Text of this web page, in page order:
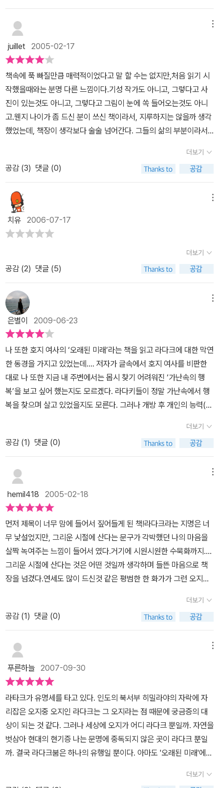
방, 불편하기 짝이 없는 화장실, 조금의 비에도 질척거리는 마당... 이
런 것이 정말 견디기 어렵다. 더군다나 나보다 훨씬 불편함을 싫어하
는 아내 덕분에 나는 인도나 라다크를 갈 일은 없을 듯 하다. 지난 여
름 유럽에 갔을 때도 열흘 동안을 호텔방에 머물며 따끈한 샤워기를
마음껏 썼고, 푹신한 침대의 쾌적함도 실컷 누렸다. 겨울 일본 여행때
도 이십오층 부페식 식당에서 도쿄 도청을 바라보며 포근한 날씨에도
펄펄 날리는 눈송이들을 즐거이 보았고...라다크는 헬레나 노르베리-
호지 여사가 쓴 <오래된 미래>에서 잘 소개되어 있다. 라다크를 이해
하기엔 그 책이 도움이 많이 되었다. 그래서 지금은 라다크도 관광객
이 상당하단다. 그런데, 실상 라다키들은 라다크에 자동차가 드물던
80년대, 호지 여사가 기사까지 고용한 고급 자가용 지프를 몰고 라다
크 골짜기를 누빌 때, 현지 라다키로서 그때까지 느껴보지 못한 상대
시 이야기란 시각에 따라 이렇게도 달라지는구나 하고 느낀다.줄레!
하고 낯선 사람에게도 잘 웃으며 인사 건네는 라다키들. 소남이란 남
자 이름과 앙모라는 여자 이름이 숱하게 많다는 라다키들. 그들은 잘
씻지 않는 예전의 우리를 닮았고, 잘 웃던 예전의 우리와 비슷하다.
다크 소녀들의 마음 속에 우리와 같은 지향을 하면서도 우리와 다른
행복을 느낄 수 있는 기제가 담겨있는지도 모르겠다. 화장실에서 어
떻게 뒤를 닦는지 모를 정도로 청결과 상관없는 삶을 통해서도 행복
을 느끼는 사람들...그들을 곁에서 보고, 같이 살다 온 최화백의 삶은
충분히 부러웠다. 그러나, 그가 훌쩍 떠나 1년을 체류하다 온 그 세계
의 기록은, 남기고 싶다는 그의 열망에 비한다면 별로 읽을 거리는 되
지 못했다는 느낌이다. 그리고 그의 그림들도 순간순간 기록된 것이
아닌, 작품 수준의 그것이어서 그의 감회들과 어울려 한 덩어리가 되
지 않는다. 차라리 그가 찍었던 사진들도 같이 수록했더라면 이해에
도 도움이 더 되지 않았을까 싶다.요즘 사람들, 책을 내는 일을 너무
쉽게 생각하는 것 아닐까? 이 책 한권을 찍기 위해 얼마나 많은 나무
들이 몸을 바쳐야 하는데... 특히 그림 관련 책들은 두툼한 재질의 종
이를 써서 그림을 살린다는 명분으로 얼마나 많은 자연을 죽여버려야
하는지... 이 책은 수필집으로도 별로고, 도록으로써도 훌륭하지 않다.
juillet 2005-02-17
책속에 푹 빠질만큼 매력적이었다고 말 할 수는 없지만,처음 읽기 시
작했을때와는 분명 다른 느낌이다.기성 작가도 아니고, 그렇다고 사
진이 있는것도 아니고, 그렇다고 그림이 눈에 쏙 들어오는것도 아니
고.웬지 나이가 좀 드신 분이 쓰신 책이라서, 지루하지는 않을까 생각
했었는데, 책장이 생각보다 술술 넘어간다. 그들의 삶의 부분이라서
그림들도, 지나고 나니 적응이 되어 그런지 - 특히 인물화는.때묻지
않고 순수한 그들의 눈빛이 고스란히 담겨져 있는것 같았다.예전에
티벳에서 보았던 그 사람들과 닮은 듯 했다.그냥 책 자체가 별다른 욕
심 없이 순박하게 살아가는 사람들 모습 같았달까?기성작가들이 쓴
것처럼 빈틈없는 구성은 아니었지만, 편하게 읽히고, 너무 가볍지도,
그렇다고너무 무겁지도 않아 좋았고.무엇보다, 부부가 함께 나이 들
어서, 이런 시도(?)를 할 수 있다는 것에 부러움을 보내며.
더보기
공감 (3) 댓글 (0)
치유 2006-07-17
더보기
공감 (2) 댓글 (5)
은별이 2009-06-23
나 또한 호지 여사의 ‘오래된 미래’라는 책을 읽고 라다크에 대한 막연
한 동경을 가지고 있었는데.... 저자가 글속에서 호지 여사를 비판한
대로 나 또한 지금 내 주변에서는 몹시 찾기 어려워진 ‘가난속의 행
복’을 보고 싶어 했는지도 모르겠다. 라다키들이 정말 가난속에서 행
복을 찾으며 살고 있었을지도 모른다. 그러나 개방 후 개인의 능력(또
능할까? 그들은 더 나은 삶을 살 수 있는 기회를 찾았고 그 기회를 얻
기 위해 경쟁해야 한다는 것을 알았을 터. 격정적인 삶은 생동감 있을
지언정 그 안에서 평화로움을 찾기는 쉽지 않을 것 같다. 호지여사가
1970년대 라다크의 삶을 그리워하며 개방 이전의 삶을 이상으로 여
기고 있지만 막상 그녀 자신은 문명의 혜택을 누리며 살고 있다는 비
판을 저자는 하고 있다. 그녀가 그들의 삶과 다른 삶을 모습을 취하면
서 너희들은 예전처럼 그렇게 살아라.... 그게 좋은 거야라고 말하는
것은 ‘담배는 몸에 좋지 않은 거야. 피우지마’라고 타이르는 어른과 같
다는 것이다. 나 또한 호지 여사의 시각으로 그들을 바라보고 있는가.
그들처럼 살 자신도 없지만 그들이 우리들처럼 변하는 모습 또한 보
고 싶지 아니하다.
더보기
공감 (1) 댓글 (0)
hemil418 2005-02-18
먼저 제목이 너무 맘에 들어서 짚어들게 된 책!라다크라는 지명은 너
무 낯설었지만, 그리운 시절에 산다는 문구가 각박했던 나의 마음을
살짝 녹여주는 느낌이 들어서 였다.거기에 시원시원한 수묵화까지....
그리운 시절에 산다는 것은 어떤 것일까 생각하며 들뜬 마음으로 책
장을 넘겼다.연세도 많이 드신것 같은 평범한 한 화가가 그런 오지에
언가 할 수 있을 것 같다는 자신감이 솟는 느낌이었다. 물에 물탄듯 술
에 술탄듯 나태해져만 가는 내가 새삼 반성이 되면서 라다크의 매력
속으로 빠져들었다.거기에 짤막짤막한 문장이 맘에 쏙 들었다. 책을
많이 접하지 않다가 잡은 책이라서 그런지 쉬지 않고 쭉쭉 읽혀나가
점은 라다크에서 있었던 생활을 그림으로 좀더 자세히 묘사해주셨으
면 어땠을까 하는 생각이 들었다. 시원시원한 풍경화도 좋지만, 인물
중심이 아닌 생활 중심으로 그려주셨다면 더 제목에 맞는 정겨운 책
이 되었을 텐데....
더보기
공감 (1) 댓글 (0)
푸른하늘 2007-09-30
라타크가 유명세를 타고 있다. 인도의 북서부 히밀라야의 자락에 자
리잡은 오지중 오지인 라다크는 그 오지라는 점 때문에 궁금증의 대
상이 되는 것 같다. 그러나 세상에 오지가 어디 라다크 뿐일까. 자연을
벗삼아 현대의 현기증 나는 문명에 중독되지 않은 곳이 라다크 뿐일
까. 결국 라다크붐은 하나의 유행일 뿐이다. 아마도 '오래된 미래'에서
비쳐진다. 이 책의 장점은 선입견에 물들지 않고 라타크를 있는대로
더보기